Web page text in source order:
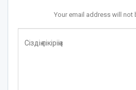
Your email address will not